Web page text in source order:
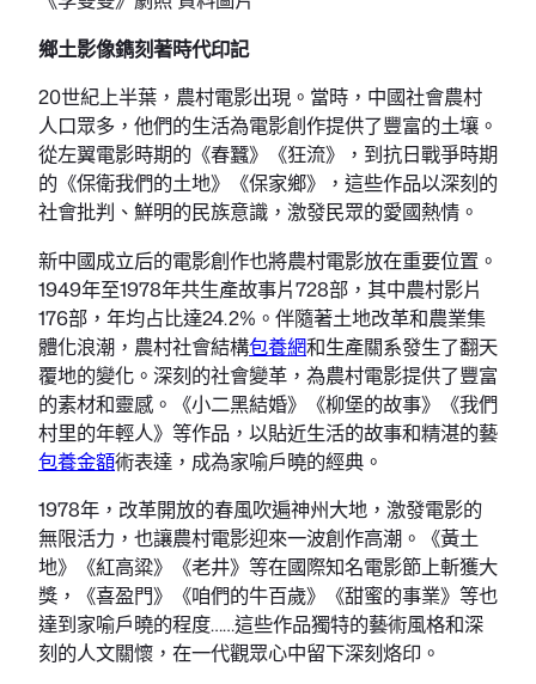
鄉土影像鐫刻著時代印記
20世紀上半葉，農村電影出現。當時，中國社會農村
人口眾多，他們的生活為電影創作提供了豐富的土壤。
從左翼電影時期的《春蠶》《狂流》，到抗日戰爭時期
的《保衛我們的土地》《保家鄉》，這些作品以深刻的
社會批判、鮮明的民族意識，激發民眾的愛國熱情。
新中國成立后的電影創作也將農村電影放在重要位置。
1949年至1978年共生產故事片728部，其中農村影片
176部，年均占比達24.2%。伴隨著土地改革和農業集
體化浪潮，農村社會結構包養網和生產關系發生了翻天
覆地的變化。深刻的社會變革，為農村電影提供了豐富
的素材和靈感。《小二黑結婚》《柳堡的故事》《我們
村里的年輕人》等作品，以貼近生活的故事和精湛的藝
包養金額術表達，成為家喻戶曉的經典。
1978年，改革開放的春風吹遍神州大地，激發電影的
無限活力，也讓農村電影迎來一波創作高潮。《黃土
地》《紅高粱》《老井》等在國際知名電影節上斬獲大
獎，《喜盈門》《咱們的牛百歲》《甜蜜的事業》等也
達到家喻戶曉的程度……這些作品獨特的藝術風格和深
刻的人文關懷，在一代觀眾心中留下深刻烙印。